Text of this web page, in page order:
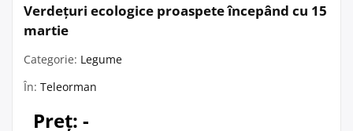
Verdețuri ecologice proaspete începând cu 15
martie
Categorie: Legume
În: Teleorman
Preț: -